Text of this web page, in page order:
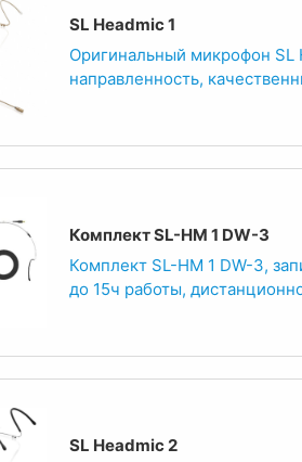
SL Headmic 1
Оригинальный микрофон SL
направленность,
Комплект SL-HM 1 DW-3
Комплект SL-HM 1 DW-3,
до 15ч работы,
SL Headmic 2